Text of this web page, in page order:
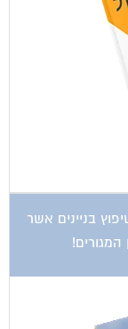
בניינים אשר
המגורים!